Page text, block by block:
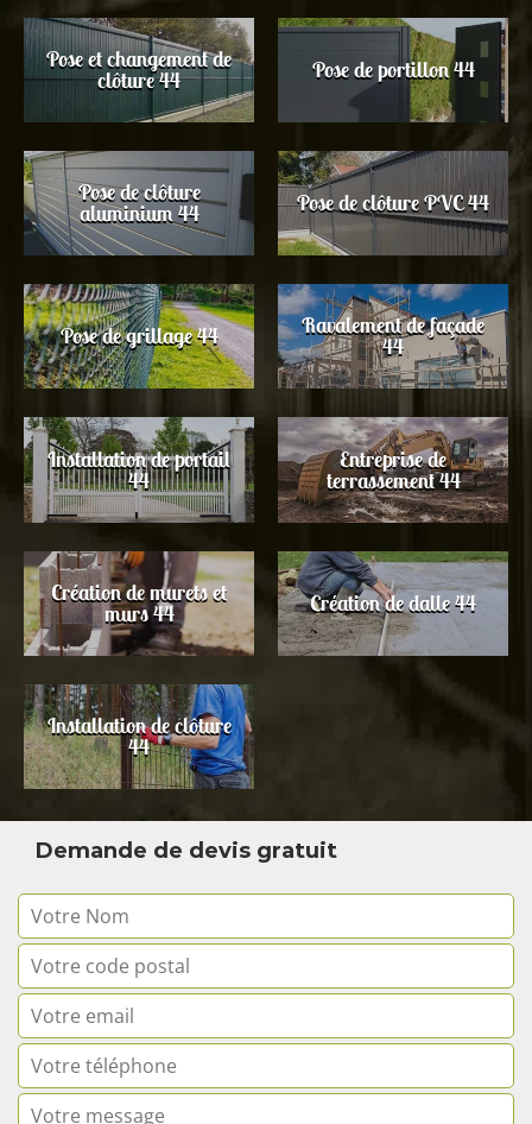
Pose et changement de
clôture 44 Pose de portillon 44
Pose de clôture
aluminium 44 Pose de clôture PVC 44
Pose de grillage 44 Ravalement de façade
44
Installation de portail
44
Entreprise de
terrassement 44
Création de murets et
murs 44 Création de dalle 44
Installation de clôture
44
Demande de devis gratuit